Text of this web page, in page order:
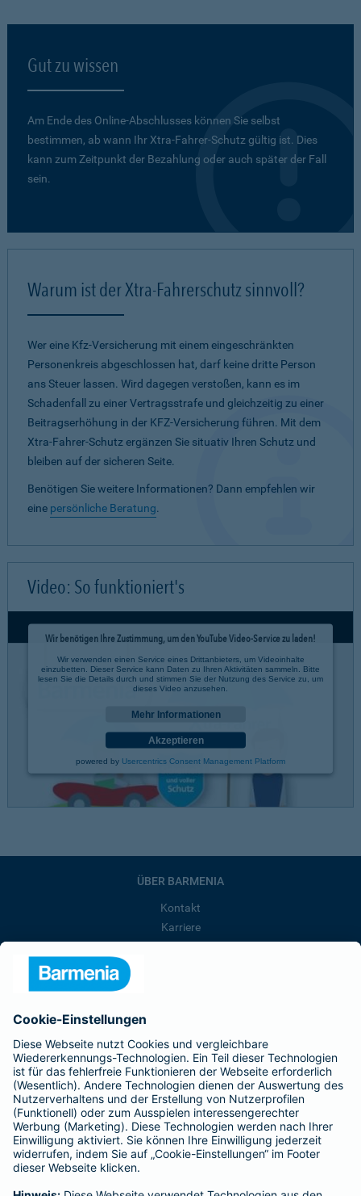
Gut zu wissen
Am Ende des Online-Abschlusses können Sie selbst
bestimmen, ab wann Ihr Xtra-Fahrer-Schutz gültig ist. Dies
kann zum Zeitpunkt der Bezahlung oder auch später der Fall
sein.
Warum ist der Xtra-Fahrerschutz sinnvoll?
Wer eine Kfz-Versicherung mit einem eingeschränkten
Personenkreis abgeschlossen hat, darf keine dritte Person
ans Steuer lassen. Wird dagegen verstoßen, kann es im
Schadenfall zu einer Vertragsstrafe und gleichzeitig zu einer
Beitragserhöhung in der KFZ-Versicherung führen. Mit dem
Xtra-Fahrer-Schutz ergänzen Sie situativ Ihren Schutz und
bleiben auf der sicheren Seite.
Benötigen Sie weitere Informationen? Dann empfehlen wir
eine persönliche Beratung.
Video: So funktioniert's
Wir benötigen Ihre Zustimmung, um den YouTube Video-Service zu laden!
Wir verwenden einen Service eines Drittanbieters, um Videoinhalte
einzubetten. Dieser Service kann Daten zu Ihren Aktivitäten sammeln. Bitte
lesen Sie die Details durch und stimmen Sie der Nutzung des Service zu, um
dieses Video anzusehen.
Mehr Informationen
Akzeptieren
powered by Usercentrics Consent Management Platform
ÜBER BARMENIA
Kontakt
Karriere
Barmenia ist Teil der BarmeniaGothaer
BELIEBTE SEITEN
Kranken-Zusatzversicherung
Tierversicherungen
Haftpflichtversicherung
Hausratversicherung